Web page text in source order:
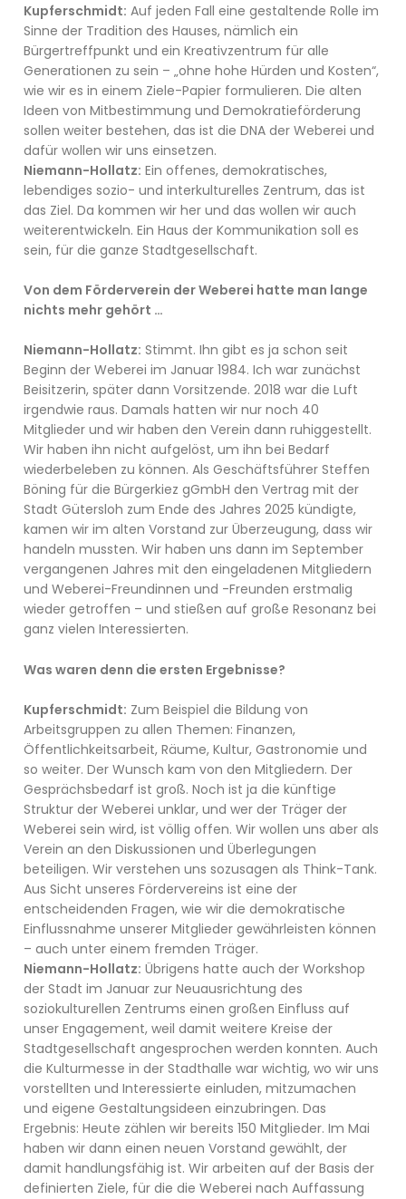
Kupferschmidt: Auf jeden Fall eine gestaltende Rolle im
Sinne der Tradition des Hauses, nämlich ein
Bürgertreffpunkt und ein Kreativzentrum für alle
Generationen zu sein – „ohne hohe Hürden und Kosten“,
wie wir es in einem Ziele-Papier formulieren. Die alten
Ideen von Mitbestimmung und Demokratieförderung
sollen weiter bestehen, das ist die DNA der Weberei und
dafür wollen wir uns einsetzen.
Niemann-Hollatz: Ein offenes, demokratisches,
lebendiges sozio- und interkulturelles Zentrum, das ist
das Ziel. Da kommen wir her und das wollen wir auch
weiterentwickeln. Ein Haus der Kommunikation soll es
sein, für die ganze Stadtgesellschaft.
Von dem Förderverein der Weberei hatte man lange
nichts mehr gehört …
Niemann-Hollatz: Stimmt. Ihn gibt es ja schon seit
Beginn der Weberei im Januar 1984. Ich war zunächst
Beisitzerin, später dann Vorsitzende. 2018 war die Luft
irgendwie raus. Damals hatten wir nur noch 40
Mitglieder und wir haben den Verein dann ruhiggestellt.
Wir haben ihn nicht aufgelöst, um ihn bei Bedarf
wiederbeleben zu können. Als Geschäftsführer Steffen
Böning für die Bürgerkiez gGmbH den Vertrag mit der
Stadt Gütersloh zum Ende des Jahres 2025 kündigte,
kamen wir im alten Vorstand zur Überzeugung, dass wir
handeln mussten. Wir haben uns dann im September
vergangenen Jahres mit den eingeladenen Mitgliedern
und Weberei-Freundinnen und -Freunden erstmalig
wieder getroffen – und stießen auf große Resonanz bei
ganz vielen Interessierten.
Was waren denn die ersten Ergebnisse?
Kupferschmidt: Zum Beispiel die Bildung von
Arbeitsgruppen zu allen Themen: Finanzen,
Öffentlichkeitsarbeit, Räume, Kultur, Gastronomie und
so weiter. Der Wunsch kam von den Mitgliedern. Der
Gesprächsbedarf ist groß. Noch ist ja die künftige
Struktur der Weberei unklar, und wer der Träger der
Weberei sein wird, ist völlig offen. Wir wollen uns aber als
Verein an den Diskussionen und Überlegungen
beteiligen. Wir verstehen uns sozusagen als Think-Tank.
Aus Sicht unseres Fördervereins ist eine der
entscheidenden Fragen, wie wir die demokratische
Einflussnahme unserer Mitglieder gewährleisten können
– auch unter einem fremden Träger.
Niemann-Hollatz: Übrigens hatte auch der Workshop
der Stadt im Januar zur Neuausrichtung des
soziokulturellen Zentrums einen großen Einfluss auf
unser Engagement, weil damit weitere Kreise der
Stadtgesellschaft angesprochen werden konnten. Auch
die Kulturmesse in der Stadthalle war wichtig, wo wir uns
vorstellten und Interessierte einluden, mitzumachen
und eigene Gestaltungsideen einzubringen. Das
Ergebnis: Heute zählen wir bereits 150 Mitglieder. Im Mai
haben wir dann einen neuen Vorstand gewählt, der
damit handlungsfähig ist. Wir arbeiten auf der Basis der
definierten Ziele, für die die Weberei nach Auffassung